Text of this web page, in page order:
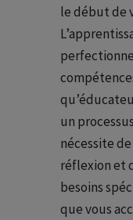
le début de
un
nécessite
réflexion et
besoins
que vous